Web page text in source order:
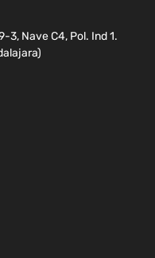
3, Nave C4, Pol. Ind 1.